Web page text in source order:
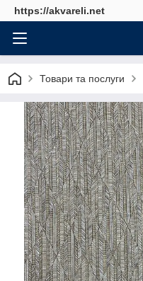
https://akvareli.net
Товари та послуги